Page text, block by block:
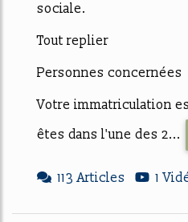
sociale.
Tout replier
Personnes concernées
Votre immatriculation
êtes dans l'une des 2...
113 Articles 1